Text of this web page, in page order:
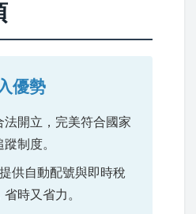
優勢
法開立，完美符合國家
制度。
供自動配號與即時稅
時又省力。